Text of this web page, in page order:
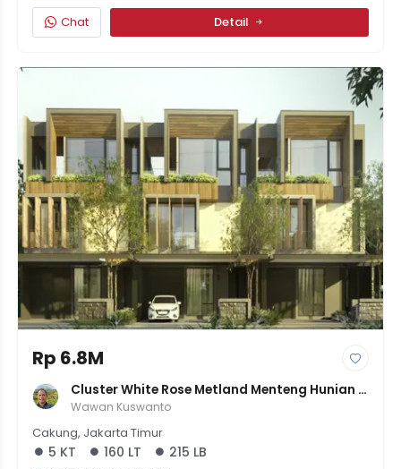
Chat Detail
Rp 6.8M
Cluster White Rose Metland Menteng Hunian
Elegan Di Jakarta
Wawan Kuswanto
Cakung, Jakarta Timur
5 KT 160 LT 215 LB